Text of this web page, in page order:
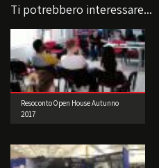
Ti potrebbero interessare...
Resoconto Open House Autunno
2017